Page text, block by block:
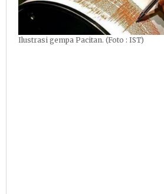
Ilustrasi gempa Pacitan. (Foto : IST)